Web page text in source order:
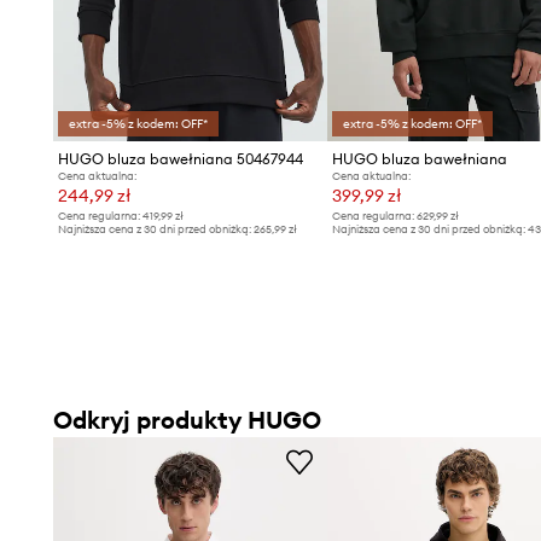
extra -5% z kodem: OFF*
HUGO bluza bawełniana 50467944
Cena aktualna:
244,99 zł
Cena regularna: 419,99 zł
Najniższa cena z 30 dni przed obniżką: 265,99 zł
extra -5% z kodem: OFF*
HUGO bluza bawełniana
Cena aktualna:
399,99 zł
Cena regularna:629,99 zł
Najniższa cena z 30 dni przed obniżką:
Odkryj produkty HUGO